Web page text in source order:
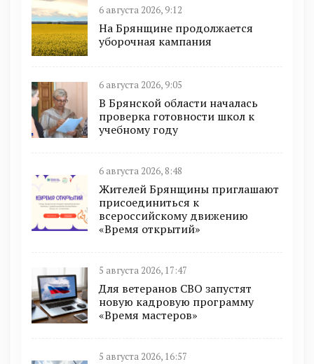
6 августа 2026, 9:12
На Брянщине продолжается
уборочная кампания
6 августа 2026, 9:05
В Брянской области началась
проверка готовности школ к
учебному году
6 августа 2026, 8:48
Жителей Брянщины приглашают
присоединиться к
всероссийскому движению
«Время открытий»
5 августа 2026, 17:47
Для ветеранов СВО запустят
новую кадровую программу
«Время мастеров»
5 августа 2026, 16:57